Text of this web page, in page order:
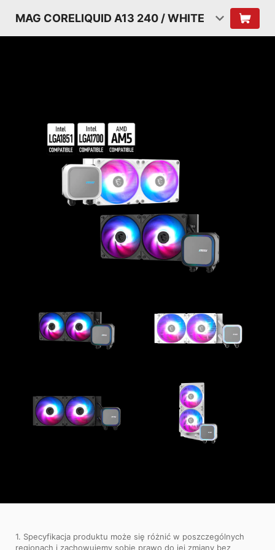
MAG CORELIQUID A13 240 / WHITE
1. Specyfikacja produktu może się różnić w poszczególnych
regionach i zachowujemy sobie prawo do jej zmiany bez